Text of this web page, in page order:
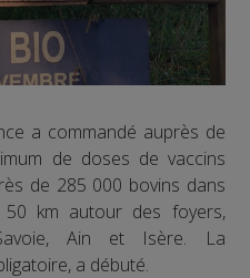
a commandé auprès de
de doses de vaccins
de 285 000 bovins dans
km autour des foyers,
Ain et Isère. La
a débuté.